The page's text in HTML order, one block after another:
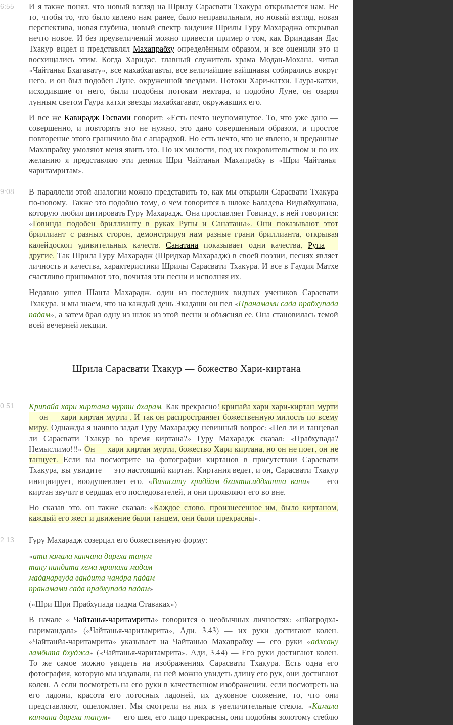
И я также понял, что новый взгляд на Шрилу Сарасвати Тхакура открывается нам. Не
то, чтобы то, что было явлено нам ранее, было неправильным, но новый взгляд, новая
перспектива, новая глубина, новый спектр видения Шрилы Гуру Махараджа открывал
нечто новое. И без преувеличений можно привести пример о том, как Вриндаван Дас
Тхакур видел и представлял Махапрабхуопределённым образом, и все оценили это и
восхищались этим. Когда Харидас, главный служитель храма Модан-Мохана, читал
«Чайтанья-Бхагавату», все махабхагавты, все величайшие вайшнавы собирались вокруг
него, и он был подобен Луне, окруженной звездами. Потоки Хари-катхи, Гаура-катхи,
исходившие от него, были подобны потокам нектара, и подобно Луне, он озарял
лунным светом Гаура-катхи звезды махабхагават, окружавших его.
И все жеКавирадж Госвами говорит: «Есть нечто неупомянутое. То, что уже дано —
совершенно, и повторять это не нужно, это дано совершенным образом, и простое
повторение этого граничило бы с апарадхой. Но есть нечто, что не явлено, и преданные
Махапрабху умоляют меня явить это. По их милости, под их покровительством и по их
желанию я представляю эти деяния Шри Чайтаньи Махапрабху в «Шри Чайтанья-
чаритамритам».
В параллели этой аналогии можно представить то, как мы открыли Сарасвати Тхакура
по-новому. Также это подобно тому, о чем говорится в шлоке Баладева Видьябхушана,
которую любил цитировать Гуру Махарадж. Она прославляет Говинду, в ней говорится:
«Говинда подобен бриллианту в руках Рупы и Санатаны». Они показывают этот
бриллиант с разных сторон, демонстрируя нам разные грани бриллианта, открывая
калейдоскоп удивительных качеств.Санатана показывает одни качества, Рупа—
другие.Так Шрила Гуру Махарадж (Шридхар Махарадж) в своей поэзии, песнях являет
личность и качества, характеристики Шрилы Сарасвати Тхакура. И все в Гаудия Матхе
счастливо принимают это, почитая эти песни и исполняя их.
Недавно ушел Шанта Махарадж, один из последних видных учеников Сарасвати
Тхакура, и мы знаем, что на каждый день Экадаши он пел «Пранамами сада прабхупада
падам», а затем брал одну из шлок из этой песни и объяснял ее. Она становилась темой
всей вечерней лекции.
Шрила Сарасвати Тхакур — божество Хари-киртана
Крипайа хари киртана мурти дхарам. Как прекрасно! крипайа хари хари-киртан мурти
— он — хари-киртан мурти . И так он распространяет божественную милость по всему
миру.Однажды я наивно задал Гуру Махараджу невинный вопрос: «Пел ли и танцевал
ли Сарасвати Тхакур во время киртана?» Гуру Махарадж сказал: «Прабхупада?
Немыслимо!!!»Он — хари-киртан мурти, божество Хари-киртана, но он не поет, он не
танцует.Если вы посмотрите на фотографии киртанов в присутствии Сарасвати
Тхакура, вы увидите — это настоящий киртан. Киртания ведет, и он, Сарасвати Тхакур
инициирует, воодушевляет его. «Виласату хридйам бхактисиддханта вани» — его
киртан звучит в сердцах его последователей, и они проявляют его во вне.
Но сказав это, он также сказал: «Каждое слово, произнесенное им, было киртаном,
каждый его жест и движение были танцем, они были прекрасны».
Гуру Махарадж созерцал его божественную форму:
«ати комала канчана диргха танум
тану ниндита хема мринала мадам
маданарвуда вандита чандра падам
пранамами сада прабхупада падам»
(«Шри Шри Прабхупада-падма Ставаках»)
В начале « Чайтанья-чаритамриты» говорится о необычных личностях: «нйагродха-
паримандала» («Чайтанья-чаритамрита», Ади, 3.43) — их руки достигают колен.
«Чайтанйа-чаритамрита» указывает на Чайтанью Махапрабху — его руки «аджану
ламбита бхуджа» («Чайтанья-чаритамрита», Ади, 3.44) — Его руки достигают колен.
То же самое можно увидеть на изображениях Сарасвати Тхакура. Есть одна его
фотография, которую мы издавали, на ней можно увидеть длину его рук, они достигают
колен. А если посмотреть на его руки в качественном изображении, если посмотреть на
его ладони, красота его лотосных ладоней, их духовное сложение, то, что они
представляют, ошеломляет. Мы смотрели на них в увеличительные стекла. «Камала
канчана диргха танум» — его шея, его лицо прекрасны, они подобны золотому стеблю